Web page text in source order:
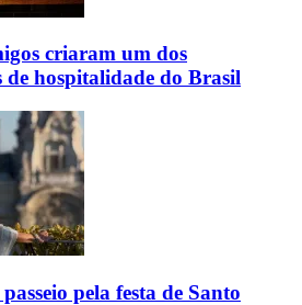
criaram um dos
de hospitalidade do Brasil
pela festa de Santo